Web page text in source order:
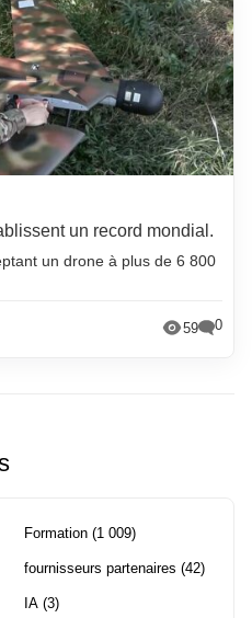
un record mondial.
un drone à plus de 6 800
59 0
Formation (1 009)
fournisseurs partenaires (42)
IA (3)